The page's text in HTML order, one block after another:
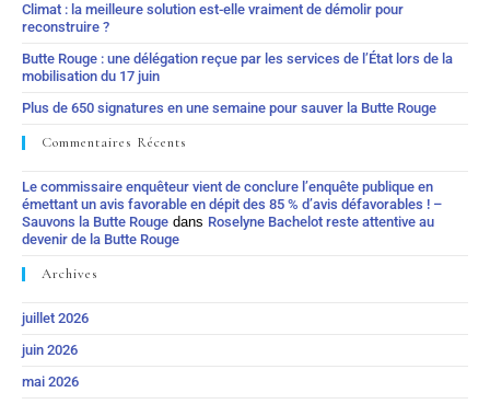
Climat : la meilleure solution est-elle vraiment de démolir pour
reconstruire ?
Butte Rouge : une délégation reçue par les services de l’État lors de la
mobilisation du 17 juin
Plus de 650 signatures en une semaine pour sauver la Butte Rouge
Commentaires Récents
Le commissaire enquêteur vient de conclure l’enquête publique en
émettant un avis favorable en dépit des 85 % d’avis défavorables ! –
Sauvons la Butte Rouge dans Roselyne Bachelot reste attentive au
devenir de la Butte Rouge
Archives
juillet 2026
juin 2026
mai 2026